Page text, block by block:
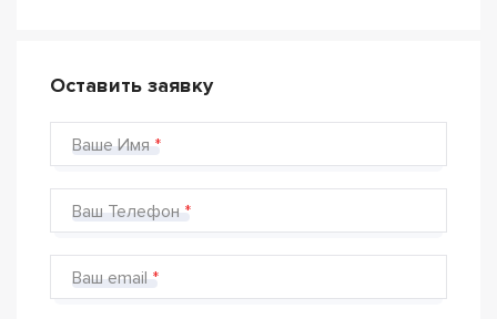
Оставить заявку
Ваше Имя
Ваш Телефон
Ваш email